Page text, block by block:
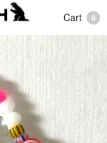
Cart 0